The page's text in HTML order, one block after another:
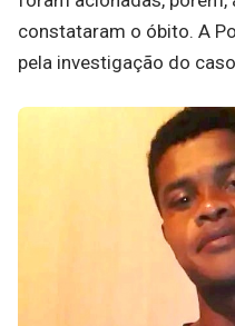
constataram o óbito. A
pela investigação do